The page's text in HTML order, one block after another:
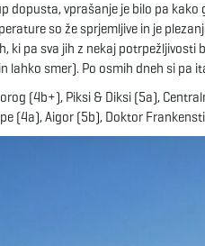
dopusta, vprašanje je bilo pa
so že sprjemljive in je
ki pa sva jih z nekaj potrpežljivosti
lahko smer). Po osmih dneh si pa
(4b+), Piksi & Diksi (5a),
(4a), Aigor (5b), Doktor